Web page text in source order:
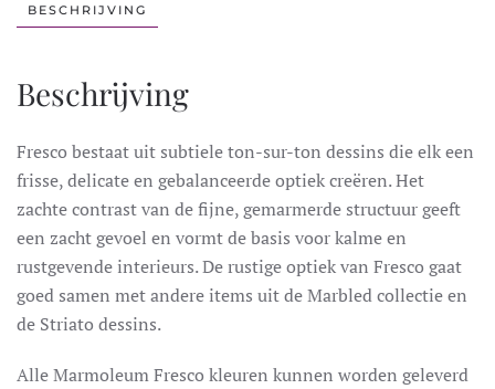
BESCHRIJVING
Beschrijving
Fresco bestaat uit subtiele ton-sur-ton dessins die elk een
frisse, delicate en gebalanceerde optiek creëren. Het
zachte contrast van de fijne, gemarmerde structuur geeft
een zacht gevoel en vormt de basis voor kalme en
rustgevende interieurs. De rustige optiek van Fresco gaat
goed samen met andere items uit de Marbled collectie en
de Striato dessins.
Alle Marmoleum Fresco kleuren kunnen worden geleverd